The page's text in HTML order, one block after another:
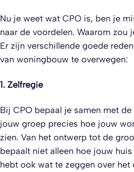
Nu je weet wat CPO is, ben je
naar de voordelen. Waarom zou
Er zijn verschillende goede
van woningbouw te overwegen:
1. Zelfregie
Bij CPO bepaal je samen met de
jouw groep precies hoe jouw
zien. Van het ontwerp tot de
bepaalt niet alleen hoe jouw
hebt ook wat te zeggen over